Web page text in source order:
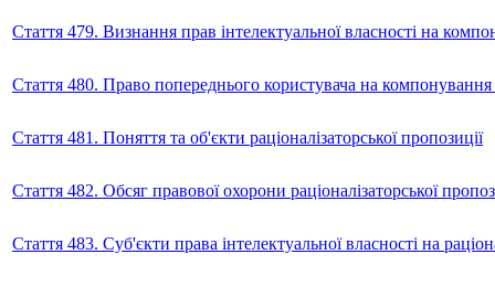
Стаття 479. Визнання прав інтелектуальної власності на
Стаття 480. Право попереднього користувача на компонування
Стаття 481. Поняття та об'єкти раціоналізаторської пропозиції
Стаття 482. Обсяг правової охорони раціоналізаторської
Стаття 483. Суб'єкти права інтелектуальної власності на